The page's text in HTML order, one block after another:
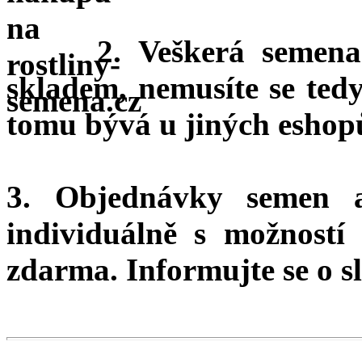
2. Veškerá
skladem, nemusíte se
tomu bývá u jiných
3. Objednávky
individuálně s možností
zdarma. Informujte se o